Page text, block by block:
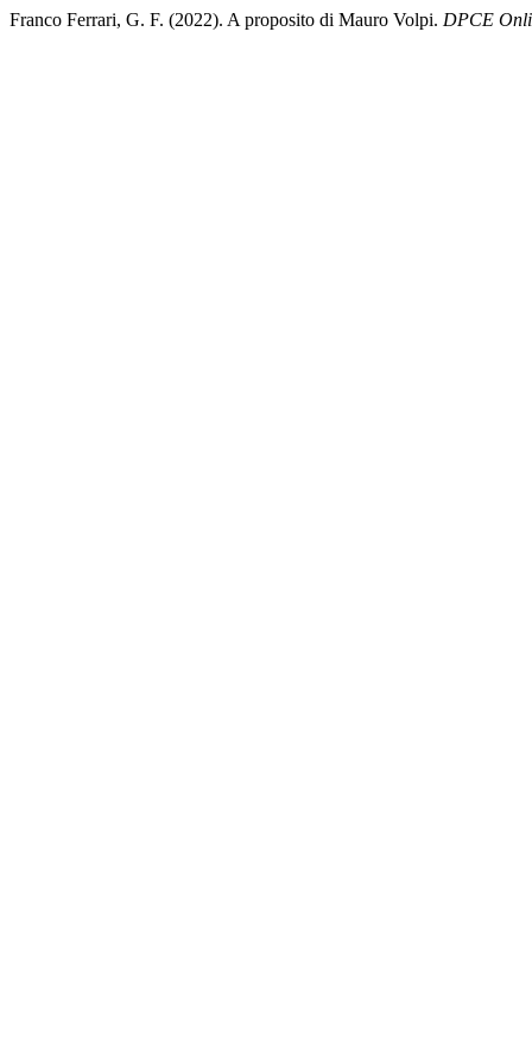
Franco Ferrari, G. F. (2022). A proposito di Mauro Volpi. DPCE